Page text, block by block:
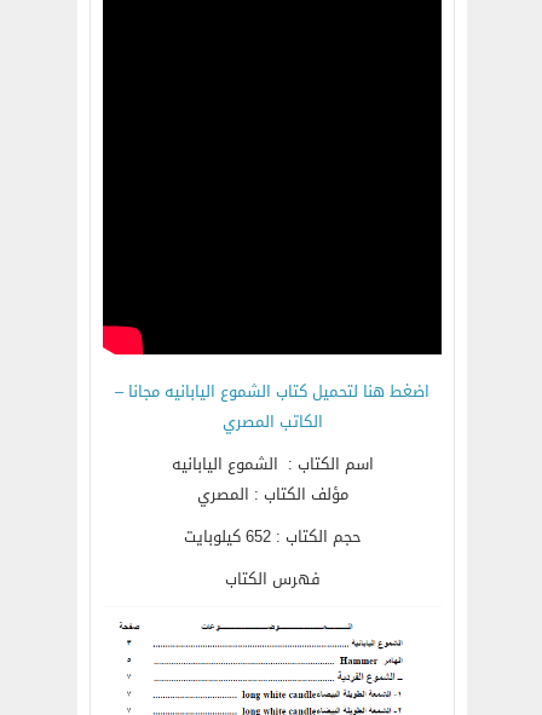
اضغط هنا لتحميل كتاب الشموع اليابانيه مجانا –
الكاتب المصري
اسم الكتاب : الشموع اليابانيه
مؤلف الكتاب : المصري
حجم الكتاب : 652 كيلوبايت
فهرس الكتاب